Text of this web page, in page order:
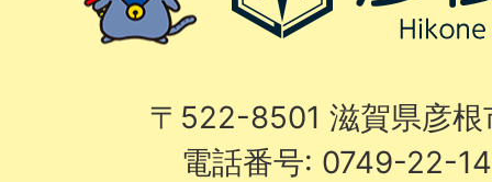
〒522-8501 滋賀県彦
電話番号: 0749-22-